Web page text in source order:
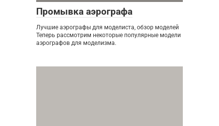
Промывка аэрографа
Лучшие аэрографы для моделиста, обзор моделей
Теперь рассмотрим некоторые популярные модели
аэрографов для моделизма.